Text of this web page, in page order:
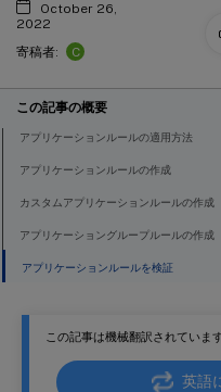
この記事は機械翻訳されていま
英語
October 26,
2022
寄稿者:
C
この記事の概要
アプリケーションルールの適用方法
アプリケーションルールの作成
カスタムアプリケーションルールの作成
アプリケーショングループルールの作成
アプリケーションルールを検証